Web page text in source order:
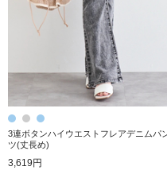
3連ボタンハイウエストフレアデニムパ
ツ(丈長め)
3,619円